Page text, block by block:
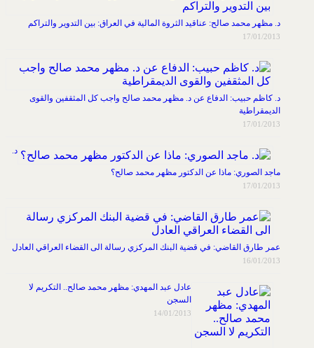
د. مظهر محمد صالح: عناقيد الثروة المالية في العراق: بين التدوير والتراكم
17/01/2013
د. كاظم حبيب: الدفاع عن د. مظهر محمد صالح واجب كل المثقفين والقوى
الديمقراطية
17/01/2013
د.
ماجد الصوري: ماذا عن الدكتور مظهر محمد صالح؟
17/01/2013
عمر طارق القاضي: في قضية البنك المركزي رسالة الى القضاء العراقي العادل
16/01/2013
عادل عبد المهدي: مظهر محمد صالح.. التكريم لا
السجن
14/01/2013